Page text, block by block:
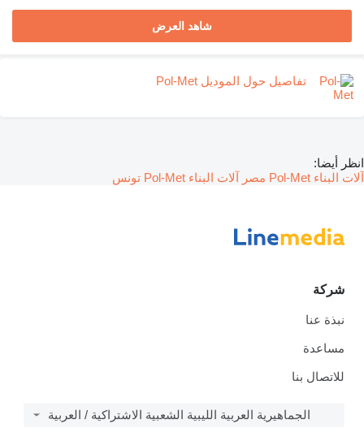
شاهد العرض
تفاصيل حول الموديل Pol-Met
انظر أيضا:
آلات البناء Pol-Met مصر
آلات البناء Pol-Met تونس
شركة
نبذة عنا
مساعدة
للاتصال بنا
الجماهيرية العربية الليبية الشعبية الاشتراكية / العربية